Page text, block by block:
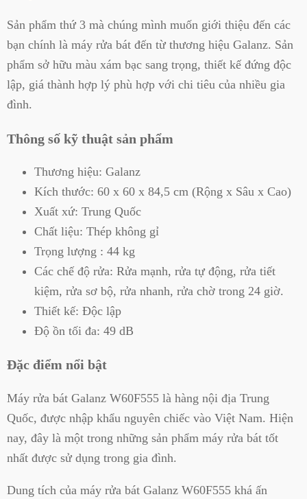
Sản phẩm thứ 3 mà chúng mình muốn giới thiệu đến các
bạn chính là máy rửa bát đến từ thương hiệu Galanz. Sản
phẩm sở hữu màu xám bạc sang trọng, thiết kế đứng độc
lập, giá thành hợp lý phù hợp với chi tiêu của nhiều gia
đình.
Thông số kỹ thuật sản phẩm
Thương hiệu: Galanz
Kích thước: 60 x 60 x 84,5 cm (Rộng x Sâu x Cao)
Xuất xứ: Trung Quốc
Chất liệu: Thép không gỉ
Trọng lượng : 44 kg
Các chế độ rửa: Rửa mạnh, rửa tự động, rửa tiết
kiệm, rửa sơ bộ, rửa nhanh, rửa chờ trong 24 giờ.
Thiết kế: Độc lập
Độ ồn tối đa: 49 dB
Đặc điểm nổi bật
Máy rửa bát Galanz W60F555 là hàng nội địa Trung
Quốc, được nhập khẩu nguyên chiếc vào Việt Nam. Hiện
nay, đây là một trong những sản phẩm máy rửa bát tốt
nhất được sử dụng trong gia đình.
Dung tích của máy rửa bát Galanz W60F555 khá ấn